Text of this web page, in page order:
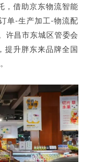
，借助京东物流智能
单-生产加工-物流配
许昌市东城区管委会
提升胖东来品牌全国